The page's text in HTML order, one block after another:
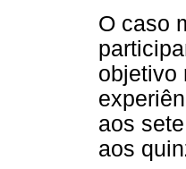
O caso
objetivo
aos
aos